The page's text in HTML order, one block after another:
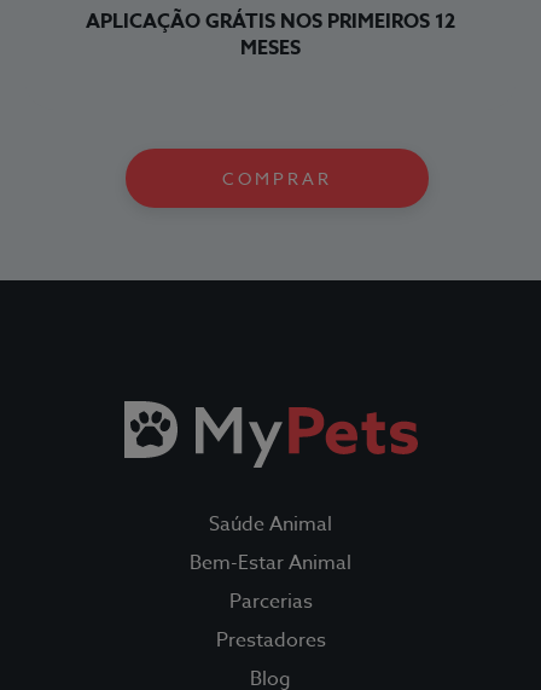
APLICAÇÃO GRÁTIS NOS PRIMEIROS 12
MESES
COMPRAR
Saúde Animal
Bem-Estar Animal
Parcerias
Prestadores
Blog